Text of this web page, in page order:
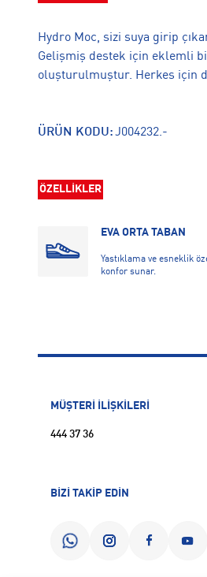
Hydro Moc, sizi suya girip
Gelişmiş destek için eklemli
oluşturulmuştur. Herkes için
ÜRÜN KODU:J004232.-
ÖZELLİKLER
EVA ORTA TABAN
Yastıklama ve esneklik
konfor sunar.
MÜŞTERİ İLİŞKİLERİ
444 37 36
BİZİ TAKİP EDİN